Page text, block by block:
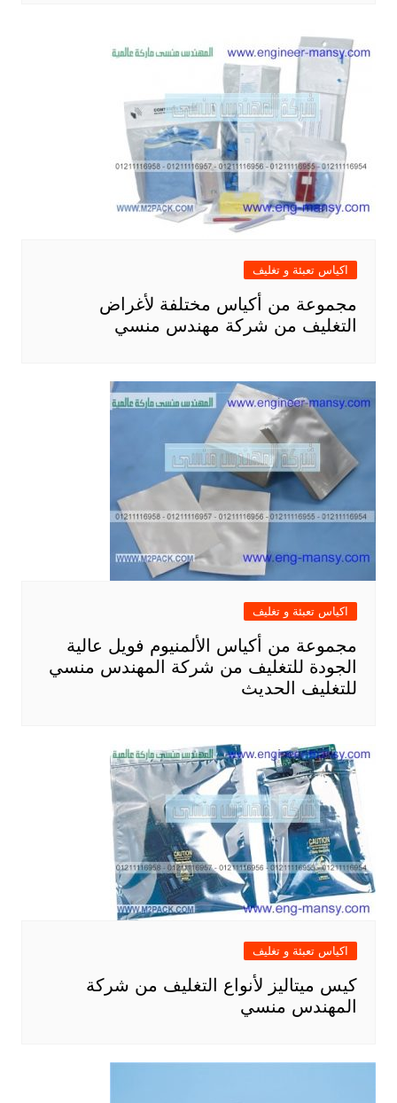
اكياس تعبئة و تغليف
مجموعة من أكياس مختلفة لأغراض
التغليف من شركة مهندس منسي
اكياس تعبئة و تغليف
مجموعة من أكياس الألمنيوم فويل عالية
الجودة للتغليف من شركة المهندس منسي
للتغليف الحديث
اكياس تعبئة و تغليف
كيس ميتاليز لأنواع التغليف من شركة
المهندس منسي